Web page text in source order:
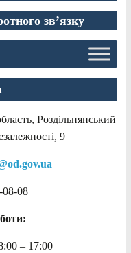
зв’язку
Роздільнянський
9
08-08
– 17:00